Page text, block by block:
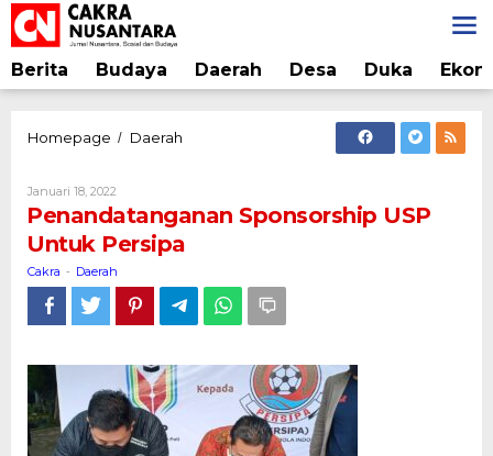
Lewati
ke
konten
Berita Budaya Daerah Desa Duka
Homepage / Daerah
Persipa
Januari 18, 2022
Cakra
Penandatanganan Sponsorship USP
Untuk Persipa
Cakra - Daerah